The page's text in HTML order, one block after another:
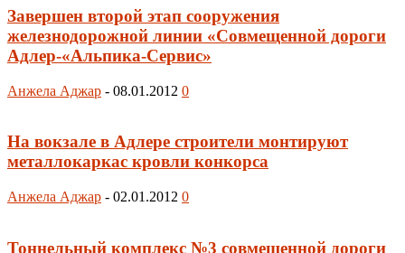
Завершен второй этап сооружения
железнодорожной линии «Совмещенной дороги
Адлер-«Альпика-Сервис»
Анжела Аджар - 08.01.2012 0
На вокзале в Адлере строители монтируют
металлокаркас кровли конкорса
Анжела Аджар - 02.01.2012 0
Тоннельный комплекс №3 совмещенной дороги